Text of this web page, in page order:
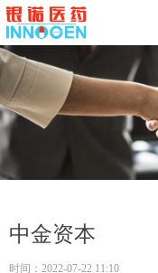
中金资本
时间： 2022-07-22 11:10